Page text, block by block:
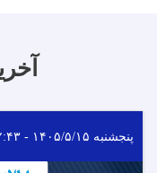
پنجشنبه ۱۴۰۵/۵/۱۵ - ۱۲:۴۳